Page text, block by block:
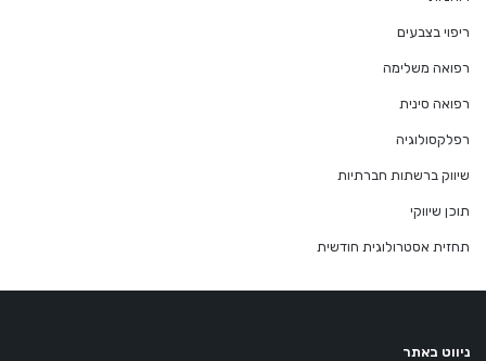
ריפוי בצבעים
רפואה משלימה
רפואה סינית
רפלקסולוגיה
שיווק ברשתות חברתיות
תוכן שיווקי
תחזית אסטרולוגית חודשית
ניווט באתר